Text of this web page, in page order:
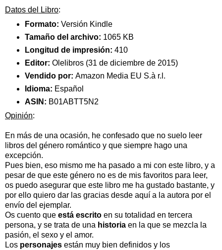
Datos del Libro:
Formato: Versión Kindle
Tamaño del archivo: 1065 KB
Longitud de impresión: 410
Editor: Olelibros (31 de diciembre de 2015)
Vendido por: Amazon Media EU S.à r.l.
Idioma: Español
ASIN: B01ABTT5N2
Opinión:
En más de una ocasión, he confesado que no suelo leer
libros del género romántico y que siempre hago una
excepción.
Pues bien, eso mismo me ha pasado a mi con este libro, y a
pesar de que este género no es de mis favoritos para leer,
os puedo asegurar que este libro me ha gustado bastante, y
por ello quiero dar las gracias desde aquí a la autora por el
envío del ejemplar.
Os cuento que está escrito en su totalidad en tercera
persona, y se trata de una historia en la que se mezcla la
pasión, el sexo y el amor.
Los personajes están muy bien definidos y los